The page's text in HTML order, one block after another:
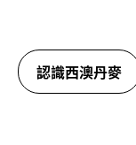
認識西澳丹麥